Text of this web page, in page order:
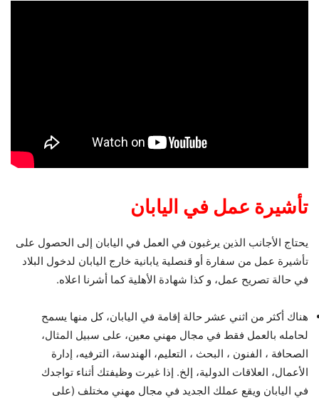
تأشيرة عمل في اليابان
يحتاج الأجانب الذين يرغبون في العمل في اليابان إلى الحصول على
تأشيرة عمل من سفارة أو قنصلية يابانية خارج اليابان لدخول البلاد
في حالة تصريح عمل، و كذا شهادة الأهلية كما أشرنا اعلاه.
هناك أكثر من اثني عشر حالة إقامة في اليابان، كل منها يسمح
لحامله بالعمل فقط في مجال مهني معين، على سبيل المثال،
الصحافة ، الفنون ، البحث ، التعليم، الهندسة، الترفيه، إدارة
الأعمال، العلاقات الدولية، إلخ. إذا غيرت وظيفتك أثناء تواجدك
في اليابان ويقع عملك الجديد في مجال مهني مختلف (على